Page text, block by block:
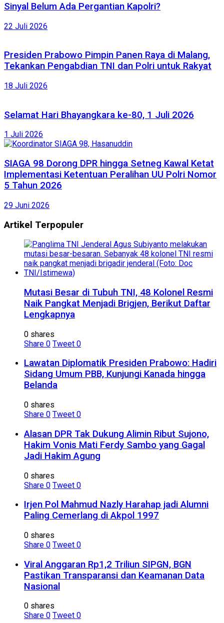
Sinyal Belum Ada Pergantian Kapolri?
22 Juli 2026
Presiden Prabowo Pimpin Panen Raya di Malang,
Tekankan Pengabdian TNI dan Polri untuk Rakyat
18 Juli 2026
Selamat Hari Bhayangkara ke-80, 1 Juli 2026
1 Juli 2026
SIAGA 98 Dorong DPR hingga Setneg Kawal Ketat
Implementasi Ketentuan Peralihan UU Polri Nomor
5 Tahun 2026
29 Juni 2026
Artikel Terpopuler
Mutasi Besar di Tubuh TNI, 48 Kolonel Resmi
Naik Pangkat Menjadi Brigjen, Berikut Daftar
Lengkapnya
0 shares
Share 0 Tweet 0
Lawatan Diplomatik Presiden Prabowo: Hadiri
Sidang Umum PBB, Kunjungi Kanada hingga
Belanda
0 shares
Share 0 Tweet 0
Alasan DPR Tak Dukung Alimin Ribut Sujono,
Hakim Vonis Mati Ferdy Sambo yang Gagal
Jadi Hakim Agung
0 shares
Share 0 Tweet 0
Irjen Pol Mahmud Nazly Harahap jadi Alumni
Paling Cemerlang di Akpol 1997
0 shares
Share 0 Tweet 0
Viral Anggaran Rp1,2 Triliun SIPGN, BGN
Pastikan Transparansi dan Keamanan Data
Nasional
0 shares
Share 0 Tweet 0